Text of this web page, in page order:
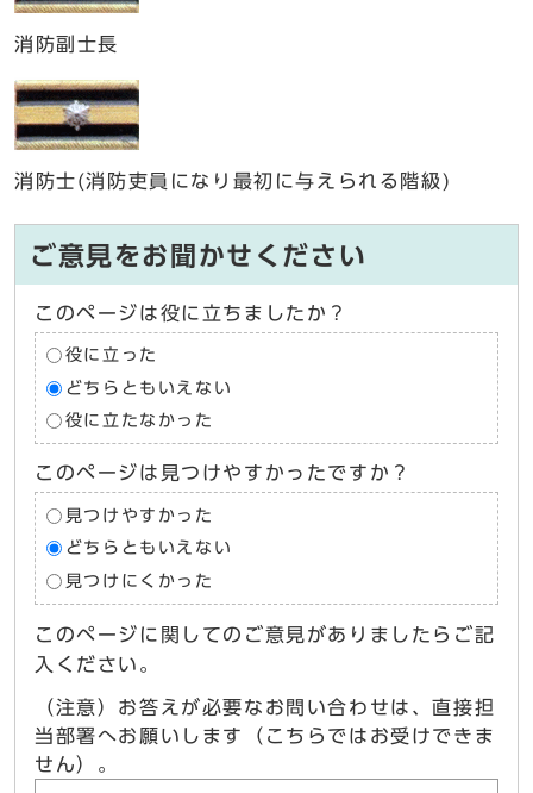
消防副士長
消防士(消防吏員になり最初に与えられる階級)
ご意見をお聞かせください
このページは役に立ちましたか？
役に立った
どちらともいえない
役に立たなかった
このページは見つけやすかったですか？
見つけやすかった
どちらともいえない
見つけにくかった
このページに関してのご意見がありましたらご記
入ください。
（注意）お答えが必要なお問い合わせは、直接担
当部署へお願いします（こちらではお受けできま
せん）。